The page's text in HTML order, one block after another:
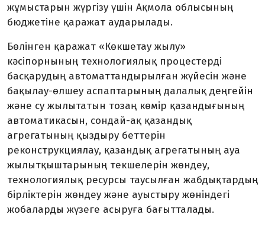
жұмыстарын жүргізу үшін Ақмола облысының
бюджетіне қаражат аударылады.
Бөлінген қаражат «Көкшетау жылу»
кәсіпорнының технологиялық процестерді
басқарудың автоматтандырылған жүйесін және
бақылау-өлшеу аспаптарының далалық деңгейін
және су жылытатын тозаң көмір қазандығының
автоматикасын, сондай-ақ қазандық
агрегатының қыздыру беттерін
реконструкциялау, қазандық агрегатының ауа
жылытқыштарының текшелерін жөндеу,
технологиялық ресурсы таусылған жабдықтардың
бірліктерін жөндеу және ауыстыру жөніндегі
жобаларды жүзеге асыруға бағытталады.